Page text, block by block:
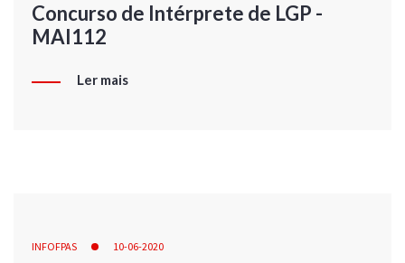
Concurso de Intérprete de LGP -
MAI112
Ler mais
INFOFPAS 10-06-2020